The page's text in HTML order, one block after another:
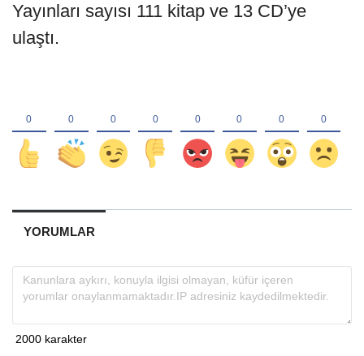
Yayınları sayısı 111 kitap ve 13 CD’ye
ulaştı.
YORUMLAR